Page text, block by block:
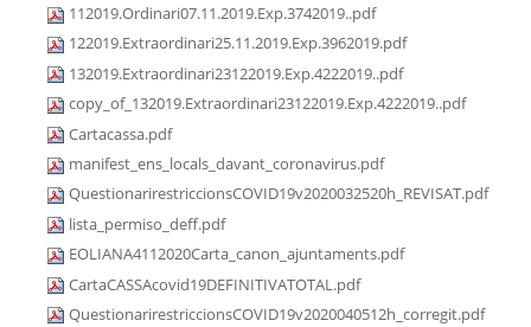
112019.Ordinari07.11.2019.Exp.3742019..pdf
122019.Extraordinari25.11.2019.Exp.3962019.pdf
132019.Extraordinari23122019.Exp.4222019..pdf
copy_of_132019.Extraordinari23122019.Exp.4222019..pdf
Cartacassa.pdf
manifest_ens_locals_davant_coronavirus.pdf
QuestionarirestriccionsCOVID19v2020032520h_REVISAT.pdf
lista_permiso_deff.pdf
EOLIANA4112020Carta_canon_ajuntaments.pdf
CartaCASSAcovid19DEFINITIVATOTAL.pdf
QuestionarirestriccionsCOVID19v2020040512h_corregit.pdf